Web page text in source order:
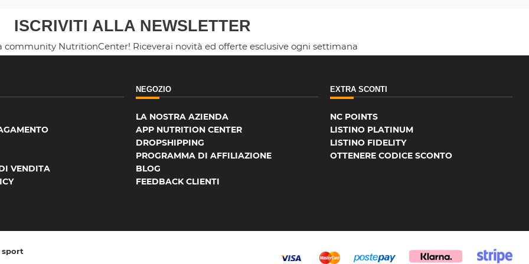
ISCRIVITI ALLA NEWSLETTER
community NutritionCenter! Riceverai novità ed offerte esclusive ogni settimana
VENDITA
NEGOZIO
LA NOSTRA AZIENDA
APP NUTRITION CENTER
DROPSHIPPING
PROGRAMMA DI AFFILIAZIONE
BLOG
FEEDBACK CLIENTI
EXTRA SCONTI
NC POINTS
LISTINO PLATINUM
LISTINO FIDELITY
OTTENERE CODICE SCONTO
sport